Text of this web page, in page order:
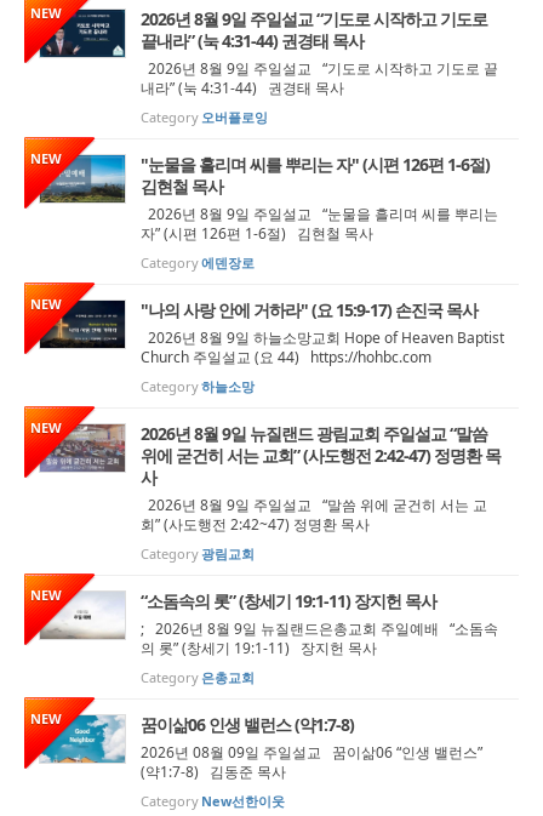
NEW
2026년 8월 9일 주일설교 “기도로 시작하고 기도로
끝내라” (눅 4:31-44) 권경태 목사
2026년 8월 9일 주일설교 “기도로 시작하고 기도로 끝
내라” (눅 4:31-44) 권경태 목사
Category오버플로잉
NEW
"눈물을 흘리며 씨를 뿌리는 자" (시편 126편 1-6절)
김현철 목사
2026년 8월 9일 주일설교 “눈물을 흘리며 씨를 뿌리는
자” (시편 126편 1-6절) 김현철 목사
Category에덴장로
NEW "나의 사랑 안에 거하라" (요 15:9-17) 손진국 목사
2026년 8월 9일 하늘소망교회 Hope of Heaven Baptist
Church 주일설교 (요 44) https://hohbc.com
Category하늘소망
NEW
2026년 8월 9일 뉴질랜드 광림교회 주일설교 “말씀
위에 굳건히 서는 교회” (사도행전 2:42-47) 정명환 목
사
2026년 8월 9일 주일설교 “말씀 위에 굳건히 서는 교
회” (사도행전 2:42~47) 정명환 목사
Category광림교회
NEW “소돔속의 롯” (창세기 19:1-11) 장지헌 목사
; 2026년 8월 9일 뉴질랜드은총교회 주일예배 “소돔속
의 롯” (창세기 19:1-11) 장지헌 목사
Category은총교회
NEW 꿈이삶06 인생 밸런스 (약1:7-8)
2026년 08월 09일 주일설교 꿈이삶06 “인생 밸런스”
(약1:7-8) 김동준 목사
Category New선한이웃